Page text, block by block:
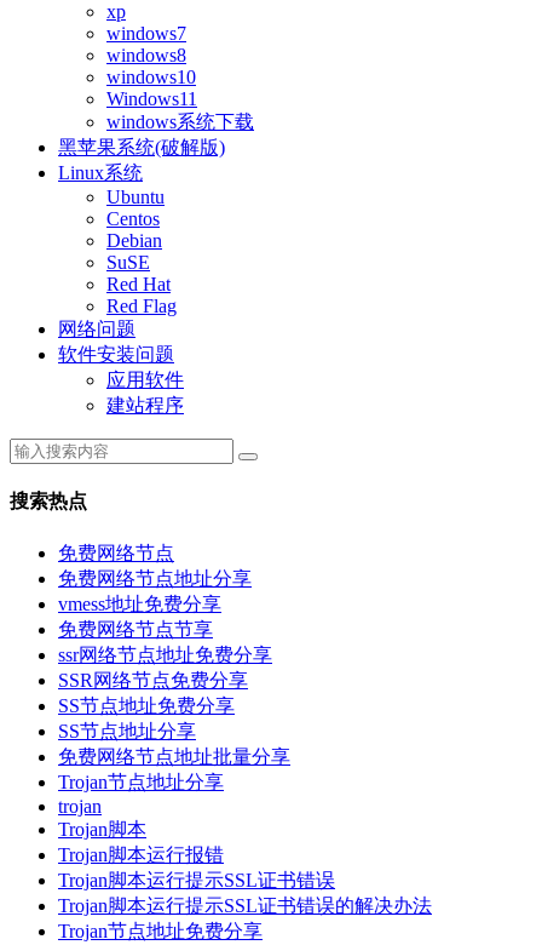
xp
windows7
windows8
windows10
Windows11
windows系统下载
黑苹果系统(破解版)
Linux系统
Ubuntu
Centos
Debian
SuSE
Red Hat
Red Flag
网络问题
软件安装问题
应用软件
建站程序
搜索热点
免费网络节点
免费网络节点地址分享
vmess地址免费分享
免费网络节点节享
ssr网络节点地址免费分享
SSR网络节点免费分享
SS节点地址免费分享
SS节点地址分享
免费网络节点地址批量分享
Trojan节点地址分享
trojan
Trojan脚本
Trojan脚本运行报错
Trojan脚本运行提示SSL证书错误
Trojan脚本运行提示SSL证书错误的解决办法
Trojan节点地址免费分享